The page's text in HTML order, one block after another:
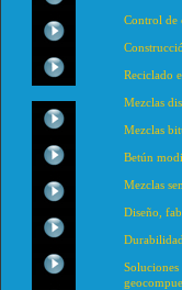
Control de
Reciclado
Mezclas
Mezclas
Betún
Mezclas
Diseño,